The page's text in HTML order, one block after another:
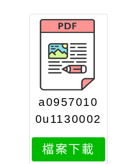
a0957010
0u1130002
568ax1
檔案下載